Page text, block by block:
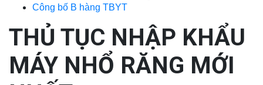
Công bố B hàng TBYT
THỦ TỤC NHẬP KHẨU
MÁY NHỔ RĂNG MỚI